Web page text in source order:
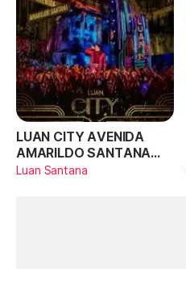
LUAN CITY AVENIDA
AMARILDO SANTANA
(Ao Vivo)
Luan Santana